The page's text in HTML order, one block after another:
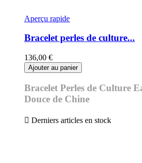
Aperçu rapide
Bracelet perles de culture...
136,00 €
Ajouter au panier
Bracelet Perles de Culture
Douce de Chine
 Derniers articles en stock